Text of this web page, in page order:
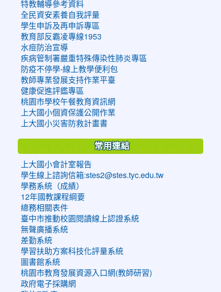
特教輔導參考資料
全民資安素養自我評量
學生申訴及再申訴專區
教育部反霸凌專線1953
水痘防治宣導
疾病管制署嚴重特殊傳染性肺炎專區
防疫不停學-線上教學便利包
教師專業發展支持作業平臺
健康促進評鑑專區
桃園市學校午餐教育資訊網
上大國小個資保護公開作業
上大國小災害防救計畫書
常用連結
上大國小會計室報告
學生線上諮詢信箱:stes2@stes.tyc.edu.tw
學務系統（成績）
12年國教課程綱要
總務相關表件
臺中市推動校園閱讀線上認證系統
無聲廣播系統
差勤系統
學習扶助方案科技化評量系統
圖書館系統
桃園市教育發展資源入口網(教師研習)
政府電子採購網